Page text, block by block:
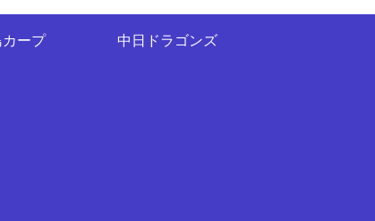
カープ 中日ドラゴンズ